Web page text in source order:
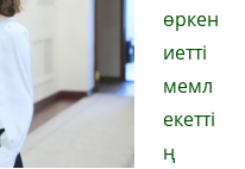
өркен
иетті
мемл
екетті
ң